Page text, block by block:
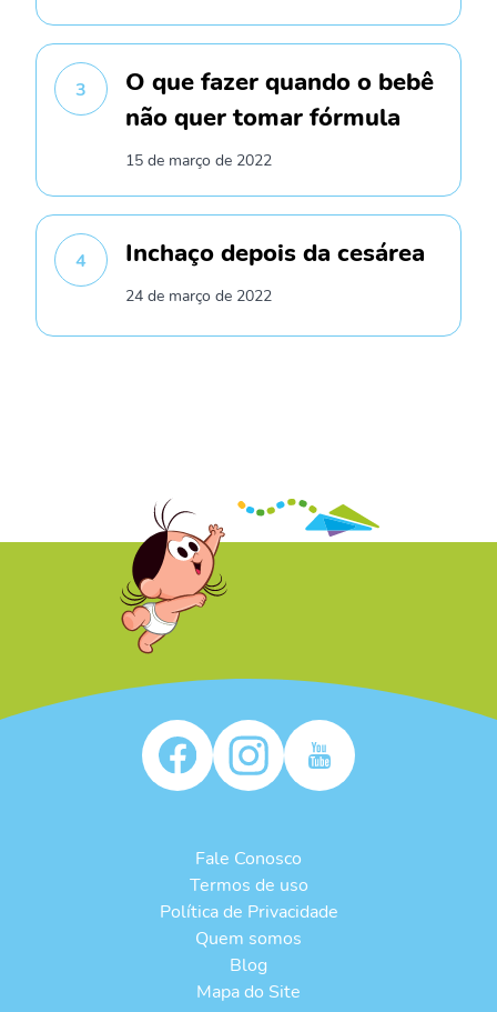
3
O que fazer quando o bebê
não quer tomar fórmula
15 de março de 2022
4 Inchaço depois da cesárea
24 de março de 2022
Fale Conosco
Termos de uso
Política de Privacidade
Quem somos
Blog
Mapa do Site